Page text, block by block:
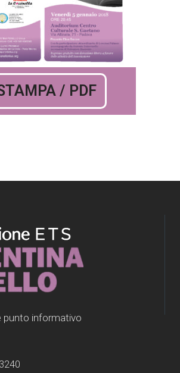
/ PDF
punto informativo